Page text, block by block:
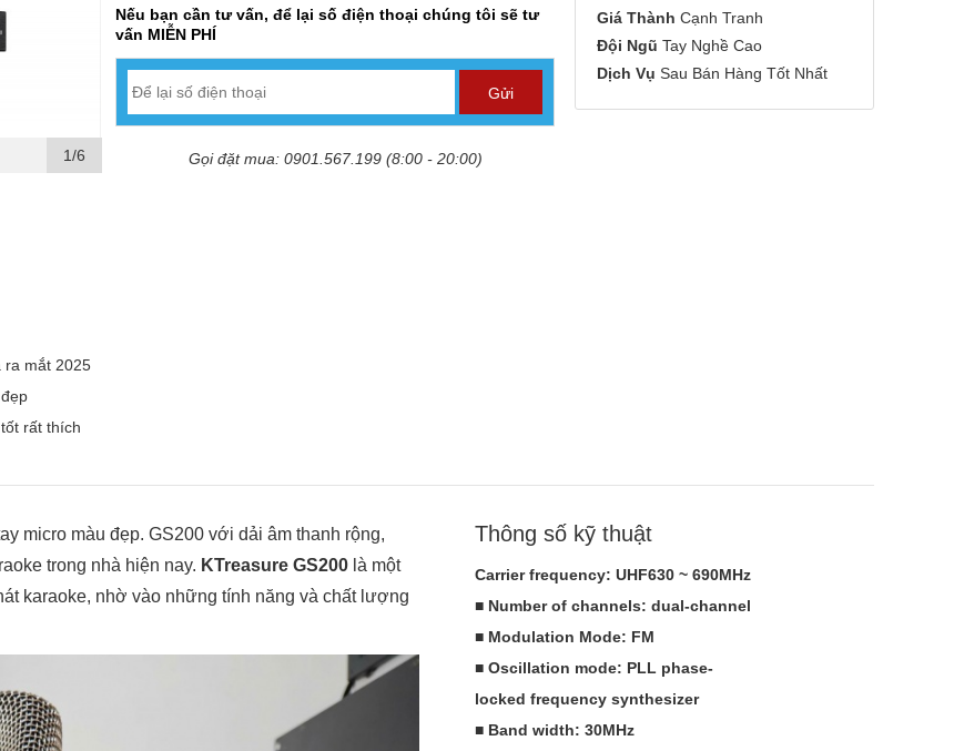
1/6
ra mắt 2025
rất thích
Nếu bạn cần tư vấn, để lại số điện thoại chúng tôi sẽ tư
vấn MIỄN PHÍ
Gọi đặt mua: 0901.567.199 (8:00 - 20:00)
Giá Thành Cạnh Tranh
Đội Ngũ Tay Nghề Cao
Dịch Vụ Sau Bán Hàng Tốt Nhất
micro màu đẹp. GS200 với dải âm thanh rộng,
trong nhà hiện nay. KTreasure GS200 là một
karaoke, nhờ vào những tính năng và chất lượng
Thông số kỹ thuật
Carrier frequency: UHF630 ~ 690MHz
■ Number of channels: dual-channel
■ Modulation Mode: FM
■ Oscillation mode: PLL phase-
locked frequency synthesizer
■ Band width: 30MHz